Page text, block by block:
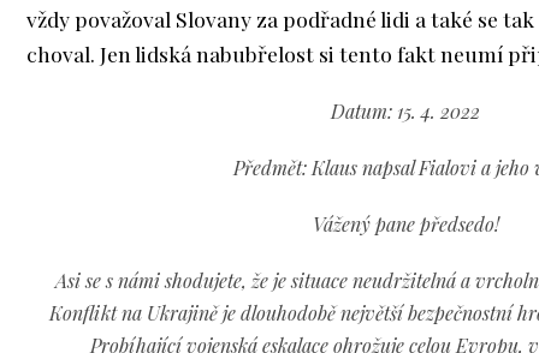
vždy považoval Slovany za podřadné lidi a také se
choval. Jen lidská nabubřelost si tento fakt neumí
Datum: 15. 4. 2022
Předmět: Klaus napsal Fialovi a jeho
Vážený pane předsedo!
Asi se s námi shodujete, že je situace neudržitelná a
Konflikt na Ukrajině je dlouhodobě největší bezpečnostní
Probíhající vojenská eskalace ohrožuje celou Evropu,